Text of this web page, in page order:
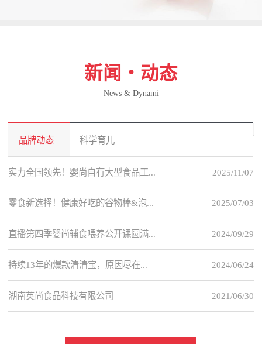
新闻・动态
News & Dynami
品牌动态 科学育儿
2025/11/07
实力全国领先！婴尚自有大型食品工...
2025/07/03
零食新选择！健康好吃的谷物棒&泡...
2024/09/29
直播第四季婴尚辅食喂养公开课圆满...
2024/06/24
持续13年的爆款清清宝，原因尽在...
2021/06/30
湖南英尚食品科技有限公司